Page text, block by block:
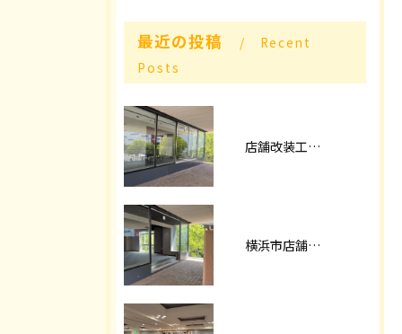
最近の投稿
Recent
Posts
店舗改装工事パート2
横浜市店舗改装